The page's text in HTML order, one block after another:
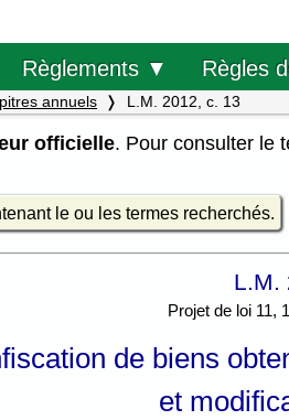
Règlements ▼ Règles
annuels L.M. 2012, c. 13
officielle. Pour consulter le
le ou les termes recherchés.
L.M.
Projet de loi 11, 1
de biens
et